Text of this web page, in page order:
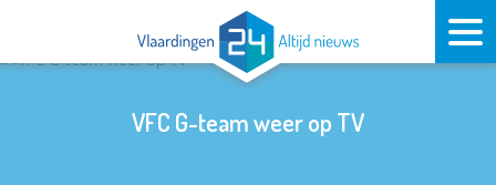
VFC G-team weer op TV